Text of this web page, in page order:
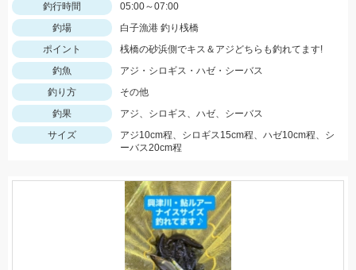
釣行時間
05:00～07:00
釣場
白子漁港 釣り桟橋
ポイント
桟橋の砂浜側でキス＆アジどちらも釣れてます!
釣魚
アジ・シロギス・ハゼ・シーバス
釣り方
その他
釣果
アジ、シロギス、ハゼ、シーバス
サイズ
アジ10cm程、シロギス15cm程、ハゼ10cm程、シ
ーバス20cm程